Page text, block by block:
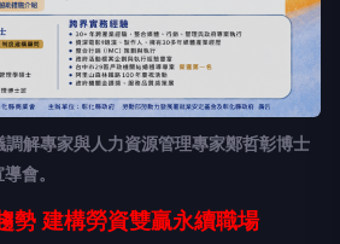
調解專家與人力資源管理專家鄭哲彰博士
會。
勢 建構勞資雙贏永續職場